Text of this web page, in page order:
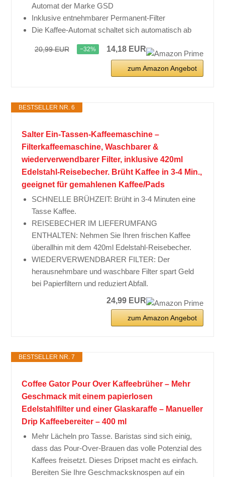
Automat der Marke GSD
Inklusive entnehmbarer Permanent-Filter
Die Kaffee-Automat schaltet sich automatisch ab
20,99 EUR −32% 14,18 EUR
zum Amazon Angebot
BESTSELLER NR. 6
Salter Ein-Tassen-Kaffeemaschine –
Filterkaffeemaschine, Waschbarer &
wiederverwendbarer Filter, inklusive 420ml
Edelstahl-Reisebecher. Brüht Kaffee in 3-4 Min.,
geeignet für gemahlenen Kaffee/Pads
SCHNELLE BRÜHZEIT: Brüht in 3-4 Minuten eine
Tasse Kaffee.
REISEBECHER IM LIEFERUMFANG
ENTHALTEN: Nehmen Sie Ihren frischen Kaffee
überallhin mit dem 420ml Edelstahl-Reisebecher.
WIEDERVERWENDBARER FILTER: Der
herausnehmbare und waschbare Filter spart Geld
bei Papierfiltern und reduziert Abfall.
24,99 EUR
zum Amazon Angebot
BESTSELLER NR. 7
Coffee Gator Pour Over Kaffeebrüher – Mehr
Geschmack mit einem papierlosen
Edelstahlfilter und einer Glaskaraffe – Manueller
Drip Kaffeebereiter – 400 ml
Mehr Lächeln pro Tasse. Baristas sind sich einig,
dass das Pour-Over-Brauen das volle Potenzial des
Kaffees freisetzt. Dieses Dripset macht es einfach.
Bereiten Sie Ihre Geschmacksknospen auf ein